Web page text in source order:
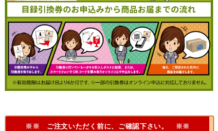
※※ ご注文いただく前に、ご確認下さい。 ※※